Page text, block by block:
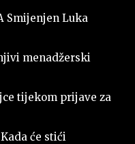
Smijenjen Luka
menadžerski
tijekom prijave za
Kada će stići